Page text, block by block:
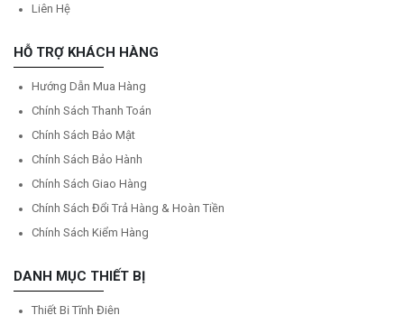
Liên Hệ
HỖ TRỢ KHÁCH HÀNG
Hướng Dẫn Mua Hàng
Chính Sách Thanh Toán
Chính Sách Bảo Mật
Chính Sách Bảo Hành
Chính Sách Giao Hàng
Chính Sách Đổi Trả Hàng & Hoàn Tiền
Chính Sách Kiểm Hàng
DANH MỤC THIẾT BỊ
Thiết Bị Tĩnh Điện